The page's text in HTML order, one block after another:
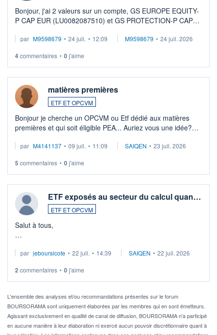
Bonjour, j'ai 2 valeurs sur un compte, GS EUROPE EQUITY-
P CAP EUR (LU0082087510) et GS PROTECTION-P CAP
veux procéder à la vente, on me signale ...
par M9598679 • 24 juil. • 12:09 M9598679 • 24 juil. 2026
4commentaires • 0j'aime
matières premières
ETF ET OPCVM
Bonjour je cherche un OPCVM ou Etf dédié aux matières
premières et qui soit éligible PEA... Auriez vous une idée?
par M4141137 • 09 juil. • 11:09 SAIQEN • 23 juil. 2026
5 commentaires • 0j'aime
ETF exposés au secteur du calcul quan…
ETF ET OPCVM
Salut à tous,
via un ETF plutôt que des actions individuelles.
Idéalement, je voudrais qu'il soit éligible au PEA.
Pour l' ...
par jeboursicote • 22 juil. • 14:39 SAIQEN • 22 juil. 2026
2 commentaires • 0j'aime
L'ensemble des analyses et/ou recommandations présentes sur le forum
BOURSORAMA sont uniquement élaborées par les membres qui en sont émetteurs.
Agissant exclusivement en qualité de canal de diffusion, BOURSORAMA n'a participé
en aucune manière à leur élaboration ni exercé aucun pouvoir discrétionnaire quant à